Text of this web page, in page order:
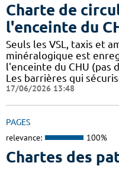
Charte de
l'enceinte du
Seuls les VSL, taxis et
minéralogique est
l'enceinte du CHU (pas
Les barrières qui
17/06/2026 13:48
PAGES
relevance: 100%
Chartes des